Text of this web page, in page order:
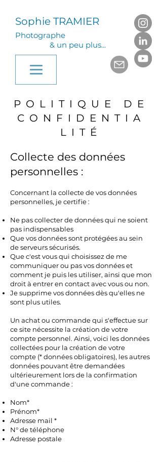
Sophie TRAMIER
Photographe
& un peu plus...
POLITIQUE DE
CONFIDENTIA
LITÉ
Collecte des données
personnelles :
Concernant la collecte de vos données
personnelles, je certifie :
Ne pas collecter de données qui ne soient
pas indispensables
Que vos données sont protégées au sein
de serveurs sécurisés.
Que c'est vous qui choisissez de me
communiquer ou pas vos données et
comment je puis les utiliser, ainsi que mon
droit à entrer en contact avec vous ou non.
Je supprime vos données dès qu'elles ne
sont plus utiles.
Un achat ou commande qui s'effectue sur
ce site nécessite la création de votre
compte personnel. Ainsi, voici les données
collectées pour la création de votre
compte (* données obligatoires), les autres
données pouvant être demandées
ultérieurement lors de la confirmation
d'une commande :
Nom*
Prénom*
Adresse mail *
N° de téléphone
Adresse postale